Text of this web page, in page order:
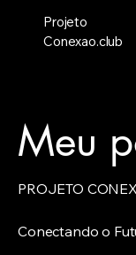
Projeto
Conexao.club
Meu
PROJETO
Conectando o